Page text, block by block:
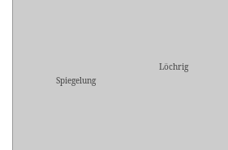
Spiegelung
Löchrig